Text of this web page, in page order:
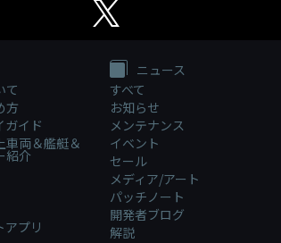
て
方
ガイド
車両＆艦艇＆
紹介
アプリ
ニュース
すべて
お知らせ
メンテナンス
イベント
セール
メディア/アート
パッチノート
開発者ブログ
解説